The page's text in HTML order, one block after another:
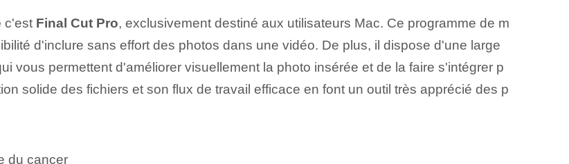
⁤c'est Final Cut Pro, exclusivement destiné aux utilisateurs Mac.‌ Ce programme de m
d'inclure sans effort des photos ⁤dans une vidéo. De plus, il dispose d'une large
vous permettent d'améliorer visuellement la photo insérée et de la faire s'intégrer p
solide des fichiers et son flux de travail efficace en font un outil très apprécié des p
du cancer